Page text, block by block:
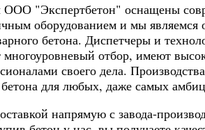
ООО "Экспертбетон" оснащены
оборудованием и мы являемся
бетона. Диспетчеры и
многоуровневый отбор, имеют
своего дела.
для любых, даже самых
напрямую с завода-